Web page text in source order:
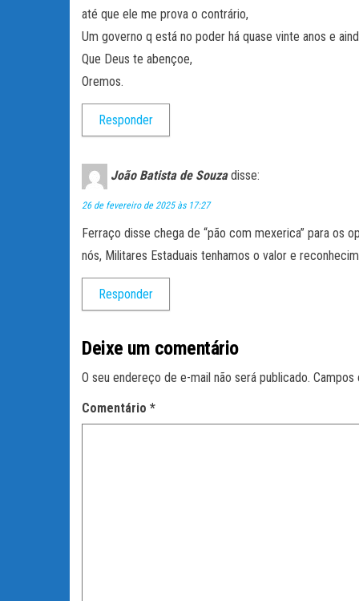
até que ele me prova o contrário,
Um governo q está no poder há quase vinte anos e
Que Deus te abençoe,
Oremos.
Responder
João Batista de Souza disse:
26 de fevereiro de 2025 às 17:27
Ferraço disse chega de “pão com mexerica” para os
nós, Militares Estaduais tenhamos o valor e
Responder
Deixe um comentário
O seu endereço de e-mail não será publicado. Campos
Comentário *